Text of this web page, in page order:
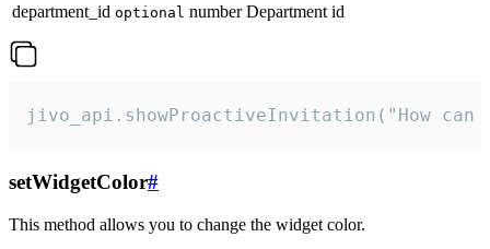
department_id optional number Department id
jivo_api.showProactiveInvitation("How
setWidgetColor#
This method allows you to change the widget color.